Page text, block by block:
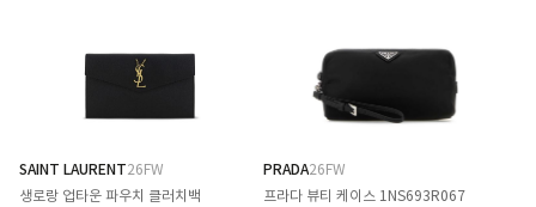
SAINT LAURENT26FW
생로랑 업타운 파우치 클러치백
PRADA26FW
프라다 뷰티 케이스 1NS693R067